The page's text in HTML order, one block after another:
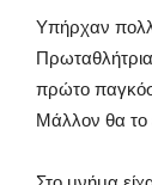
Υπήρχαν
Πρωταθλήτρια
πρώτο
Μάλλον θα το